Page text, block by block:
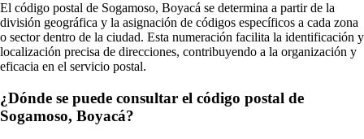
El código postal de Sogamoso, Boyacá se determina a partir de la
división geográfica y la asignación de códigos específicos a cada zona
o sector dentro de la ciudad. Esta numeración facilita la identificación y
localización precisa de direcciones, contribuyendo a la organización y
eficacia en el servicio postal.
¿Dónde se puede consultar el código postal de
Sogamoso, Boyacá?